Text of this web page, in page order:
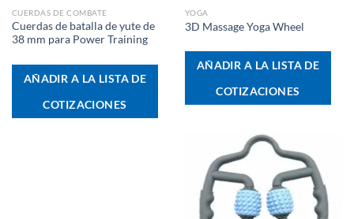
CUERDAS DE COMBATE
Cuerdas de batalla de yute de
38 mm para Power Training
AÑADIR A LA LISTA DE
COTIZACIONES
YOGA
3D Massage Yoga Wheel
AÑADIR A LA LISTA DE
COTIZACIONES